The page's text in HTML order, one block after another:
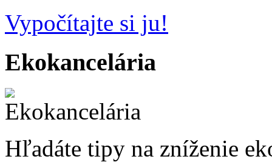
Vypočítajte si ju!
Ekokancelária
Hľadáte tipy na zníženie